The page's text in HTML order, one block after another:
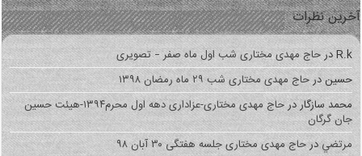
نظرات
درحاج مهدی مختاری شب اول ماه صفر – تصویری
درحاج مهدی مختاری شب ۲۹ ماه رمضان ۱۳۹۸
سازگاردر
حاج مهدی مختاری-عزاداری دهه اول محرم۱۳۹۴-هیئت حسین
گرگان
درحاج مهدی مختاری جلسه هفتگی ۳۰ آبان ۹۸